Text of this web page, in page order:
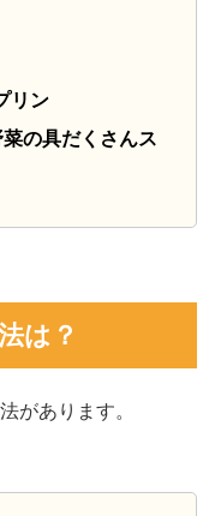
リン
の具だくさんス
は？
があります。